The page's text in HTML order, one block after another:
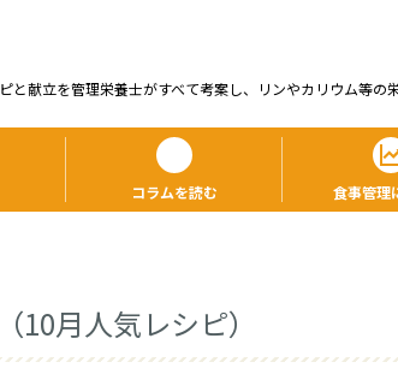
と献⽴を管理栄養⼠がすべて考案し、リンやカリウム等の
コラムを読む 食事管理
10月人気レシピ）